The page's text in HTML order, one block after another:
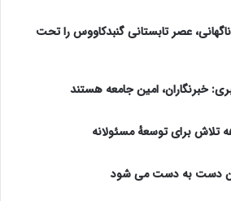
عصر تابستانی گنبدکاووس را تحت
خبرنگاران، امین جامعه هستند
تلاش برای توسعهٔ مسئولانه
دست به دست می شود